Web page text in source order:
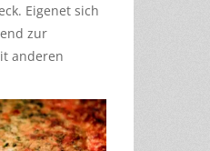
Eigenet sich
zur
anderen